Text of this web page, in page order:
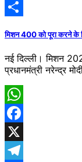
Telegram
मिशन 400 को पूरा करने के
नई दिल्ली। मिशन
प्रधानमंत्री नरेन्द्र
WhatsApp
Facebook
X